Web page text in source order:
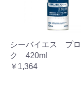
シーバイエス プ
ク 420ml
￥1,364